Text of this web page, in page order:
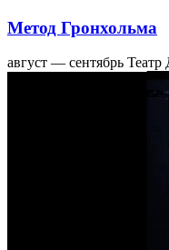
Метод Гронхольма
август — сентябрь Театр